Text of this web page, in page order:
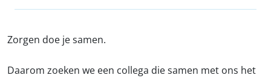
Zorgen doe je samen.
Daarom zoeken we een collega die samen met ons het